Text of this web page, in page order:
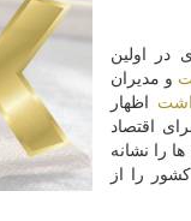
در اولین
و مدیران
اظهار
اقتصاد
را نشانه
را از